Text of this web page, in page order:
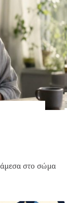
στο σώμα